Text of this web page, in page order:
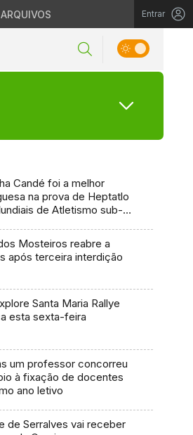
Entrar
Candé foi a melhor
na prova de Heptatlo
de Atletismo sub-
Mosteiros reabre a
após terceira interdição
Santa Maria Rallye
esta sexta-feira
um professor concorreu
à fixação de docentes
ano letivo
de Serralves vai receber